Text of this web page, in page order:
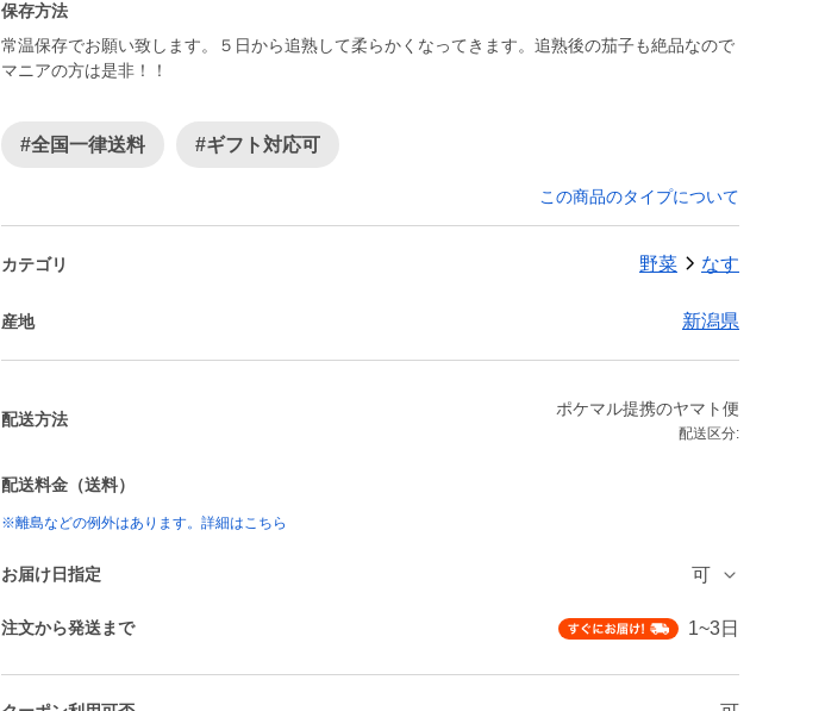
保存方法
常温保存でお願い致します。５日から追熟して柔らかくなってきます。追熟後の茄子も絶品なので
マニアの方は是非！！
#全国一律送料 #ギフト対応可
この商品のタイプについて
カテゴリ 野菜 なす
産地 新潟県
配送方法
ポケマル提携のヤマト便
配送区分:
配送料金（送料）
※離島などの例外はあります。詳細はこちら
お届け日指定 可
注文から発送まで 1~3日